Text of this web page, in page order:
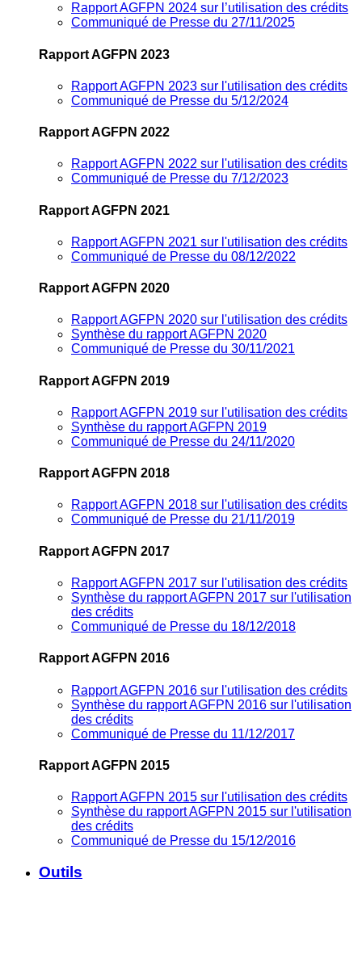
Rapport AGFPN 2024 sur l’utilisation des crédits
Communiqué de Presse du 27/11/2025
Rapport AGFPN 2023
Rapport AGFPN 2023 sur l'utilisation des crédits
Communiqué de Presse du 5/12/2024
Rapport AGFPN 2022
Rapport AGFPN 2022 sur l'utilisation des crédits
Communiqué de Presse du 7/12/2023
Rapport AGFPN 2021
Rapport AGFPN 2021 sur l'utilisation des crédits
Communiqué de Presse du 08/12/2022
Rapport AGFPN 2020
Rapport AGFPN 2020 sur l'utilisation des crédits
Synthèse du rapport AGFPN 2020
Communiqué de Presse du 30/11/2021
Rapport AGFPN 2019
Rapport AGFPN 2019 sur l'utilisation des crédits
Synthèse du rapport AGFPN 2019
Communiqué de Presse du 24/11/2020
Rapport AGFPN 2018
Rapport AGFPN 2018 sur l'utilisation des crédits
Communiqué de Presse du 21/11/2019
Rapport AGFPN 2017
Rapport AGFPN 2017 sur l'utilisation des crédits
Synthèse du rapport AGFPN 2017 sur l'utilisation
des crédits
Communiqué de Presse du 18/12/2018
Rapport AGFPN 2016
Rapport AGFPN 2016 sur l'utilisation des crédits
Synthèse du rapport AGFPN 2016 sur l'utilisation
des crédits
Communiqué de Presse du 11/12/2017
Rapport AGFPN 2015
Rapport AGFPN 2015 sur l'utilisation des crédits
Synthèse du rapport AGFPN 2015 sur l'utilisation
des crédits
Communiqué de Presse du 15/12/2016
Outils